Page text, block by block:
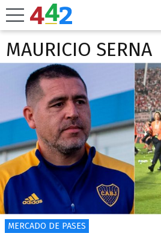
MAURICIO SERNA
MERCADO DE PASES